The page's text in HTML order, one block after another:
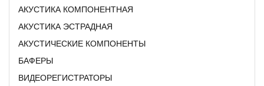
АКУСТИКА КОМПОНЕНТНАЯ
АКУСТИКА ЭСТРАДНАЯ
АКУСТИЧЕСКИЕ КОМПОНЕНТЫ
БАФЕРЫ
ВИДЕОРЕГИСТРАТОРЫ